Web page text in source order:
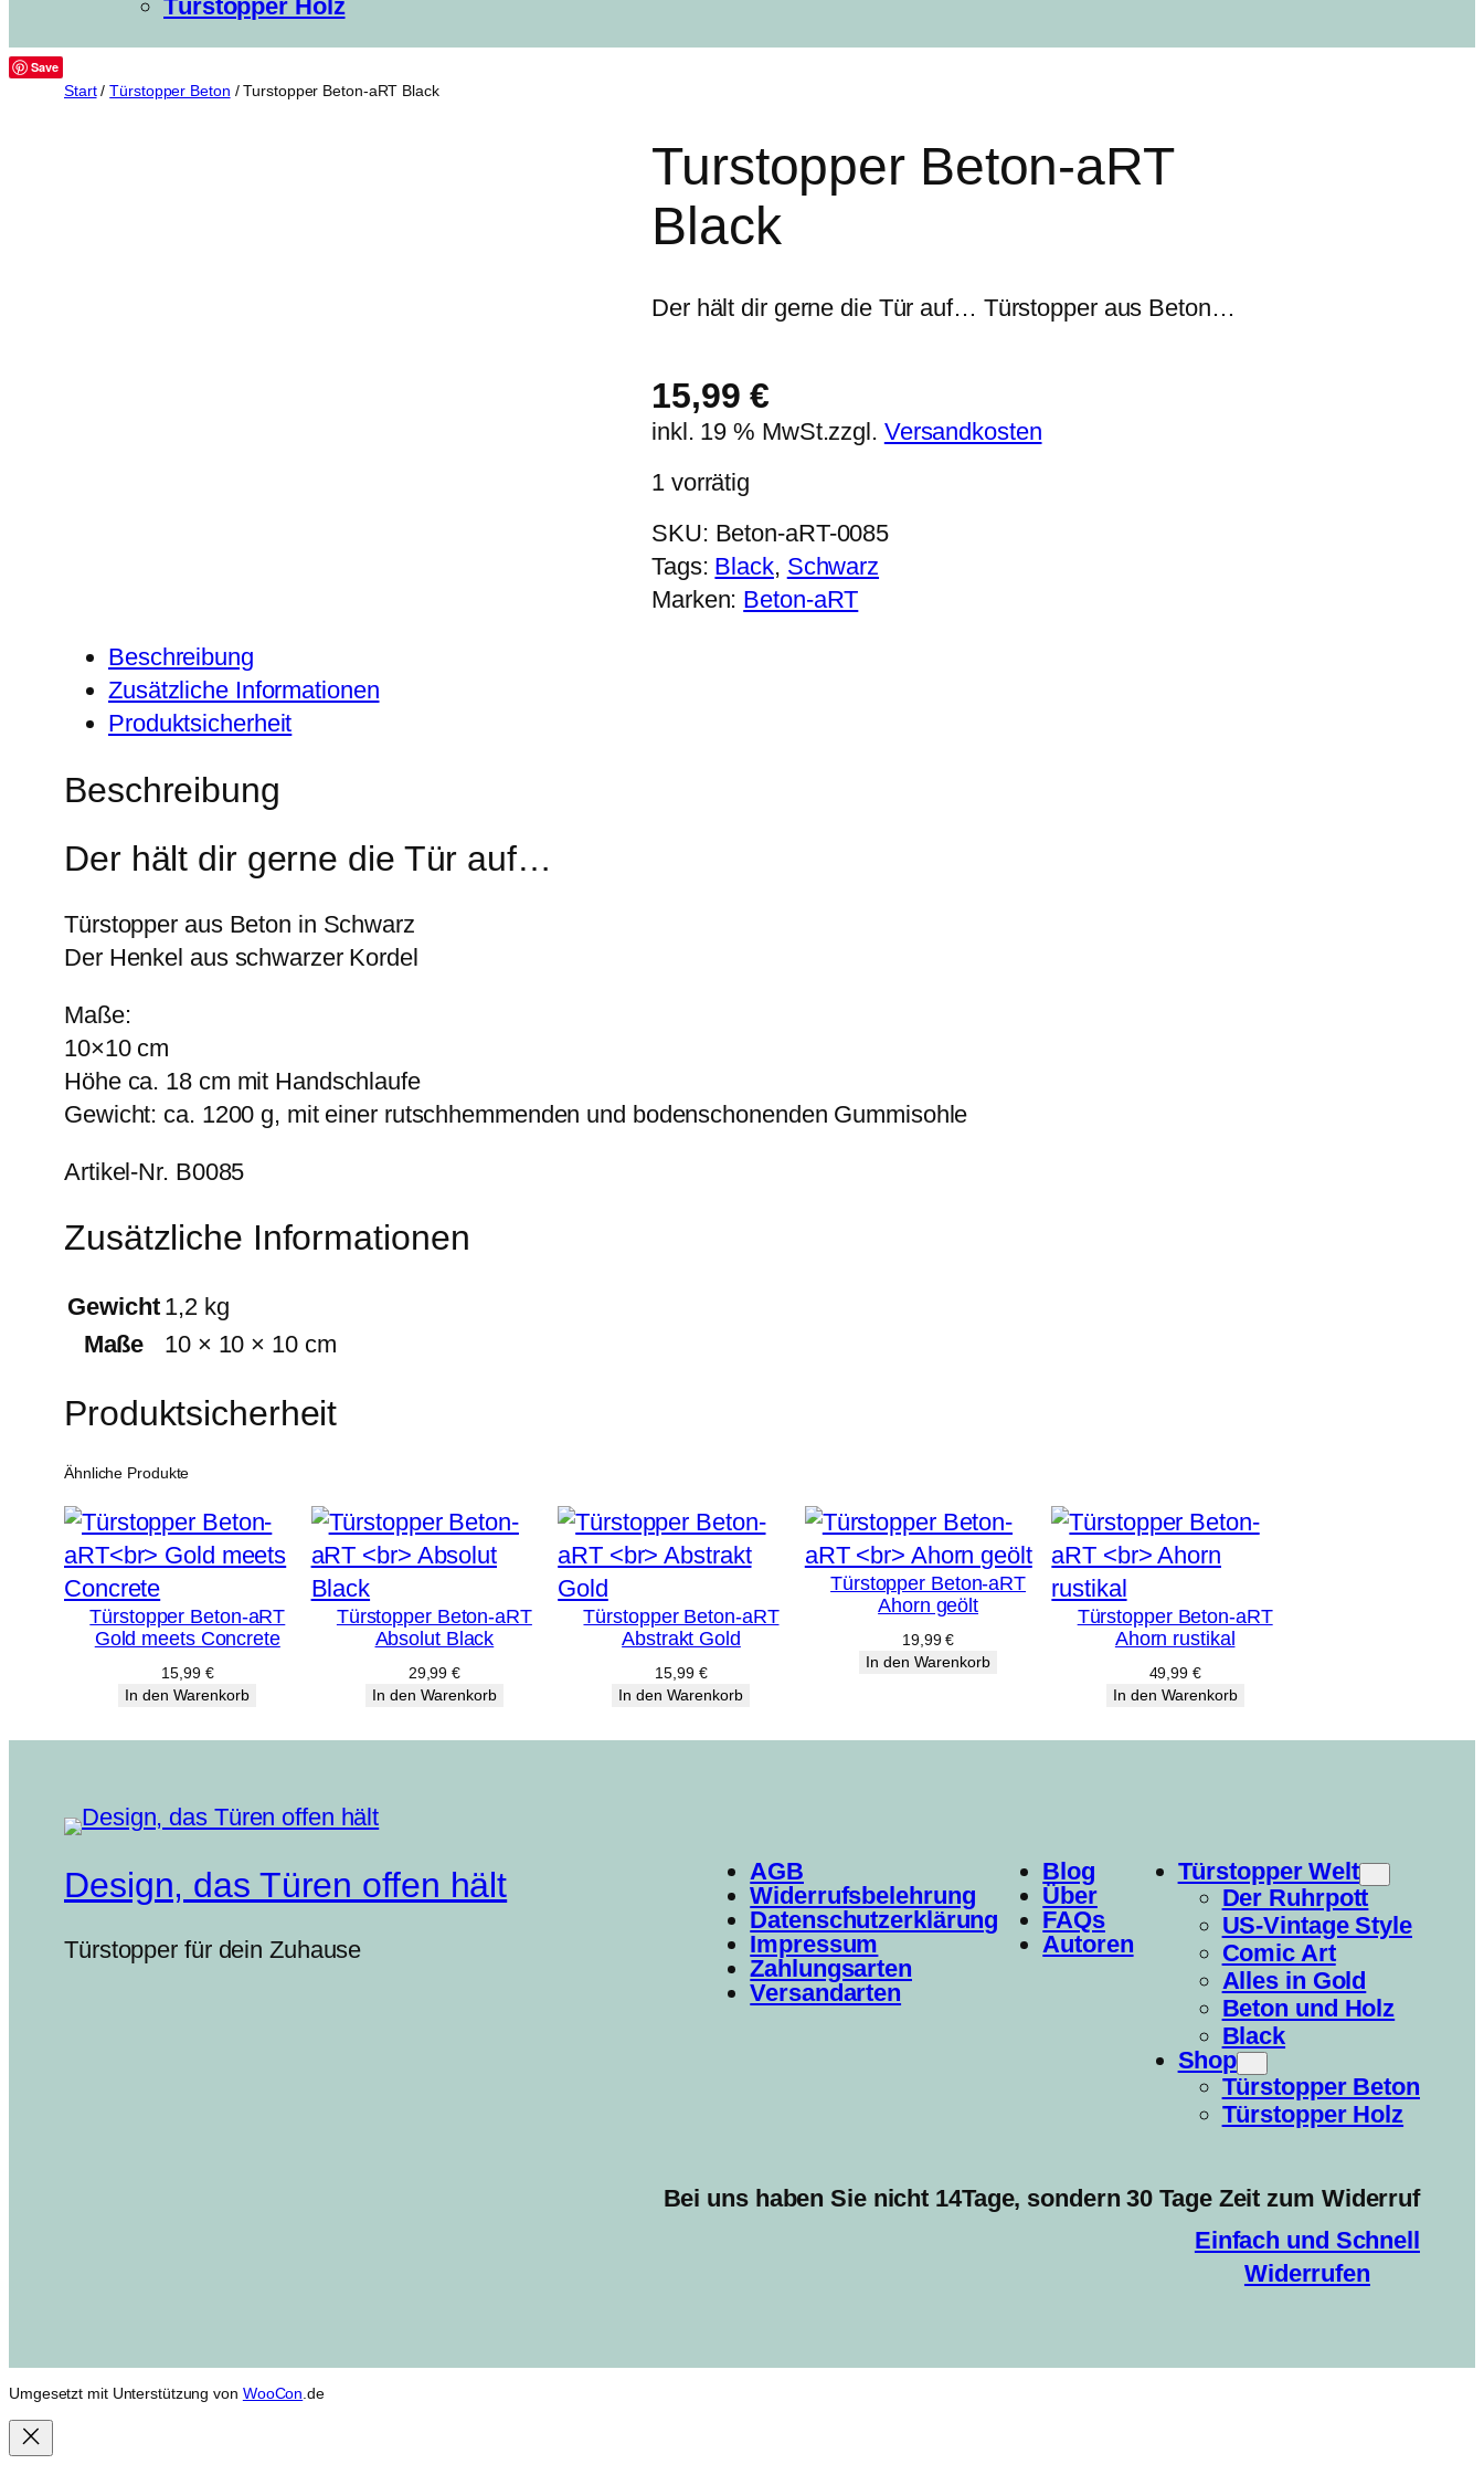
Türstopper Holz
Save
Start/Türstopper Beton / Turstopper Beton-aRT Black
Turstopper Beton-aRT
Black
Der hält dir gerne die Tür auf… Türstopper aus Beton…
15,99€
inkl. 19 % MwSt.zzgl. Versandkosten
1 vorrätig
SKU: Beton-aRT-0085
Tags: Black, Schwarz
Marken: Beton-aRT
Beschreibung
Zusätzliche Informationen
Produktsicherheit
Beschreibung
Der hält dir gerne die Tür auf…
Türstopper aus Beton in Schwarz
Der Henkel aus schwarzer Kordel
Maße:
10×10 cm
Höhe ca. 18 cm mit Handschlaufe
Gewicht: ca. 1200 g, mit einer rutschhemmenden und bodenschonenden Gummisohle
Artikel-Nr. B0085
Zusätzliche Informationen
Gewicht 1,2 kg
Maße
10 × 10 × 10 cm
Produktsicherheit
Ähnliche Produkte
Türstopper Beton-aRT
Gold meets Concrete
15,99 €
In den Warenkorb
Türstopper Beton-aRT
Absolut Black
29,99€
In den Warenkorb
Türstopper Beton-aRT
Abstrakt Gold
15,99 €
In den Warenkorb
Türstopper Beton-aRT
Ahorn geölt
19,99€
In den Warenkorb
Türstopper Beton-aRT
Ahorn rustikal
49,99 €
In den Warenkorb
Design, das Türen offen hält
Türstopper für dein Zuhause
AGB
Widerrufsbelehrung
Datenschutzerklärung
Impressum
Zahlungsarten
Versandarten
Blog
Über
FAQs
Autoren
Türstopper Welt
Der Ruhrpott
US-Vintage Style
Comic Art
Alles in Gold
Beton und Holz
Black
Shop
Türstopper Beton
Türstopper Holz
Bei uns haben Sie nicht 14Tage, sondern 30 Tage Zeit zum Widerruf
Einfach und Schnell
Widerrufen
Umgesetzt mit Unterstützung von WooCon .de